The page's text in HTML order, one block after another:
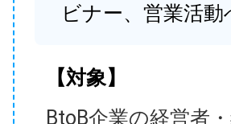
ビナー、営業活
【対象】
BtoB企業の経営者